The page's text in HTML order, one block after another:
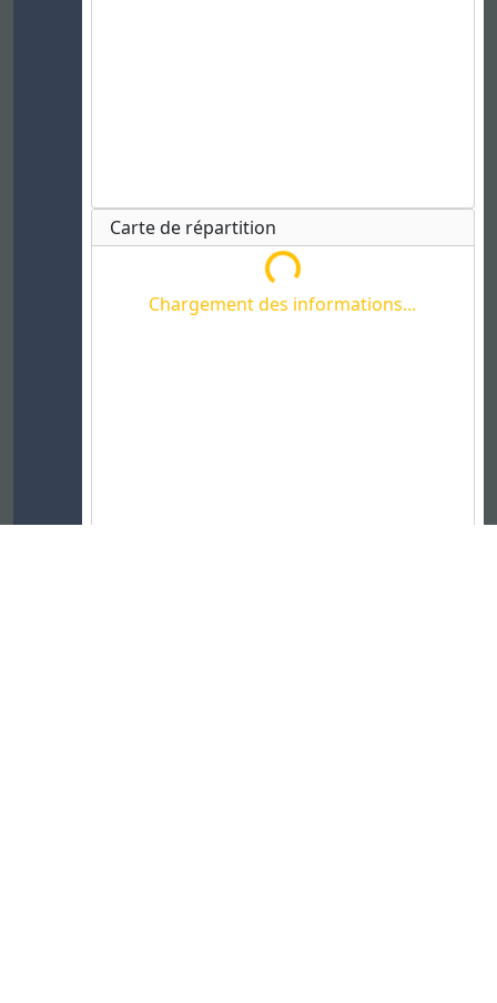
Carte de répartition
Chargement des informations...
Chargement des informations...